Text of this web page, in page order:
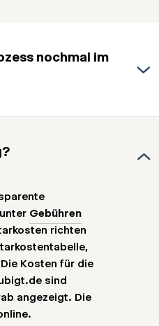
nochmal im
Prozess zu
Plattform
vor und stellt
Unsere Experten
Gebühren
richten
Kosten für die
sind
angezeigt. Die